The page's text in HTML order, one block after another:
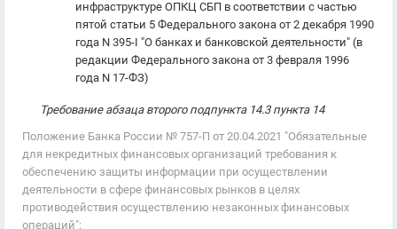
инфраструктуре ОПКЦ СБП в соответствии с частью
пятой статьи 5 Федерального закона от 2 декабря 1990
года N 395-I "О банках и банковской деятельности" (в
редакции Федерального закона от 3 февраля 1996
года N 17-ФЗ)
Требование абзаца второго подпункта 14.3 пункта 14
Положение Банка России № 757-П от 20.04.2021 "Обязательные
для некредитных финансовых организаций требования к
обеспечению защиты информации при осуществлении
деятельности в сфере финансовых рынков в целях
противодействия осуществлению незаконных финансовых
операций":